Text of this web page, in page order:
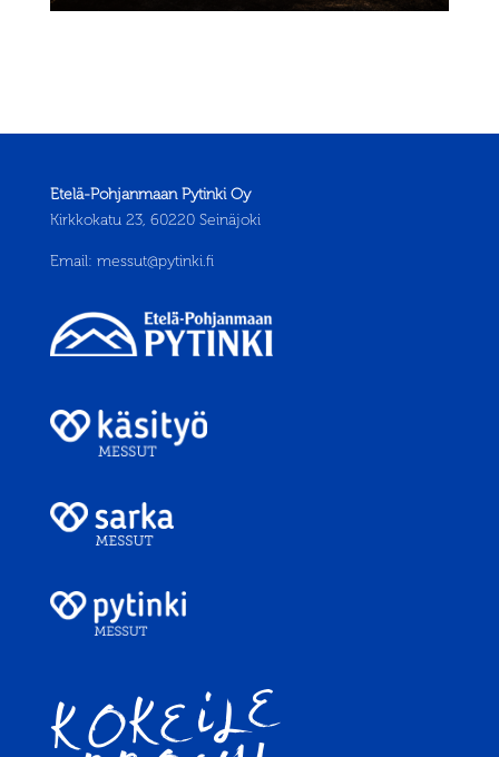
Etelä-Pohjanmaan Pytinki Oy
Kirkkokatu 23, 60220 Seinäjoki
Email: messut@pytinki.fi